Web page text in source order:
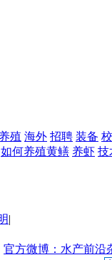
养殖 海外 招聘 装备
如何养殖黄鳝 养虾 技
|
官方微博：水产前沿